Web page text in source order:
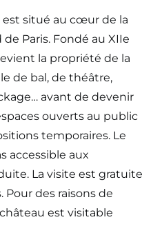
situé au cœur de la
Paris. Fondé au XIIe
la propriété de la
de bal, de théâtre,
avant de devenir
ouverts au public
temporaires. Le
accessible aux
La visite est gratuite
Pour des raisons de
est visitable